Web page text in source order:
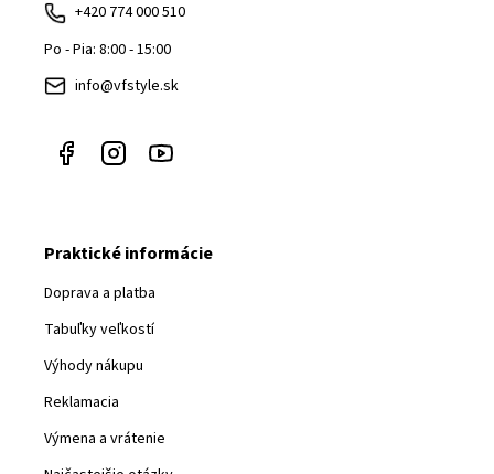
+420 774 000 510
Po - Pia: 8:00 - 15:00
info@vfstyle.sk
Praktické informácie
Doprava a platba
Tabuľky veľkostí
Výhody nákupu
Reklamacia
Výmena a vrátenie